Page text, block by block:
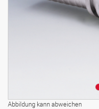
Abbildung kann abweichen